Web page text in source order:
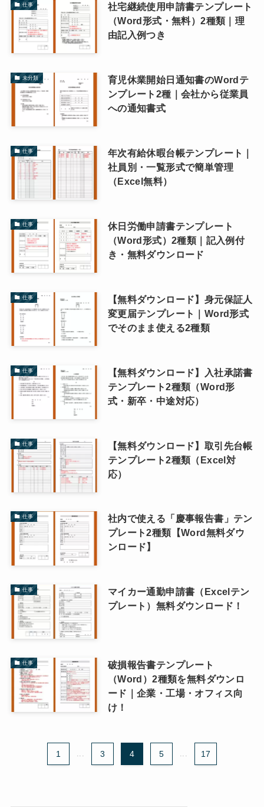
仕事
社宅継続使用申請書テンプレート
（Word形式・無料）2種類｜理
由記入例つき
未分類
育児休業開始日通知書のWordテ
ンプレート2種｜会社から従業員
への通知書式
仕事
年次有給休暇台帳テンプレート｜
社員別・一覧形式で簡単管理
（Excel無料）
仕事
休日労働申請書テンプレート
（Word形式）2種類｜記入例付
き・無料ダウンロード
仕事
【無料ダウンロード】身元保証人
変更届テンプレート｜Word形式
でそのまま使える2種類
仕事
【無料ダウンロード】入社承諾書
テンプレート2種類（Word形
式・新卒・中途対応）
仕事
【無料ダウンロード】取引先台帳
テンプレート2種類（Excel対
応）
仕事
社内で使える「慶事報告書」テン
プレート2種類【Word無料ダウ
ンロード】
仕事
マイカー通勤申請書（Excelテン
プレート）無料ダウンロード！
仕事
破損報告書テンプレート
（Word）2種類を無料ダウンロ
ード｜企業・工場・オフィス向
け！
1 3 4 5 17